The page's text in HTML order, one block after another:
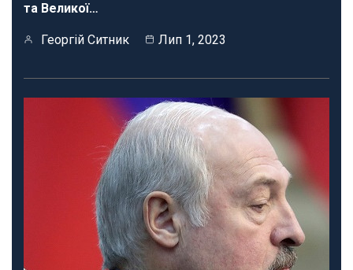
та Великої…
Георгій Ситник Лип 1, 2023